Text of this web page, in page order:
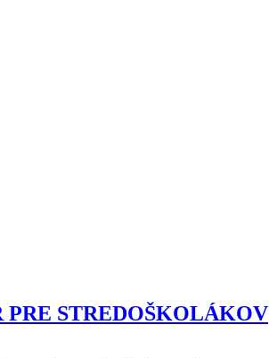
STREDOŠKOLÁKOV